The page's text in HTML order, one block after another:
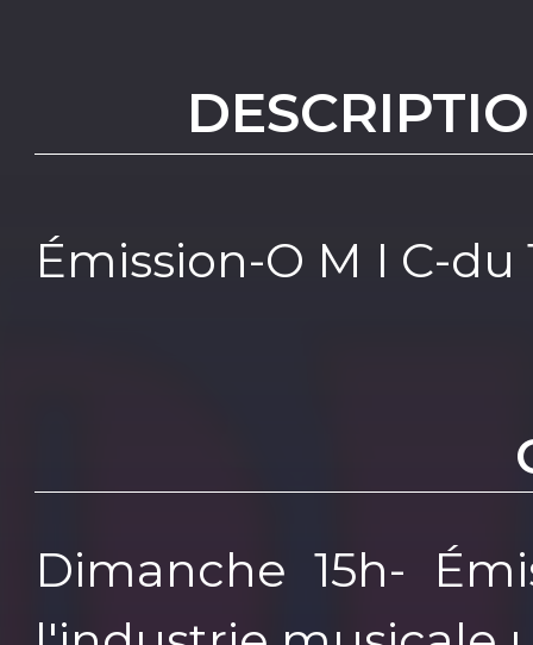
Émission-O M I C-du
Dimanche 15h-